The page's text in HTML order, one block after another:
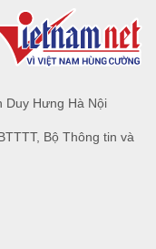
Duy Hưng Hà Nội
Bộ Thông tin và